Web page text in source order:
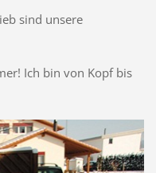
sind unsere
Ich bin von Kopf bis